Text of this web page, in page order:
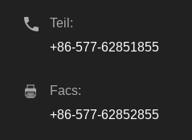
Teil:
+86-577-62851855
Facs:
+86-577-62852855